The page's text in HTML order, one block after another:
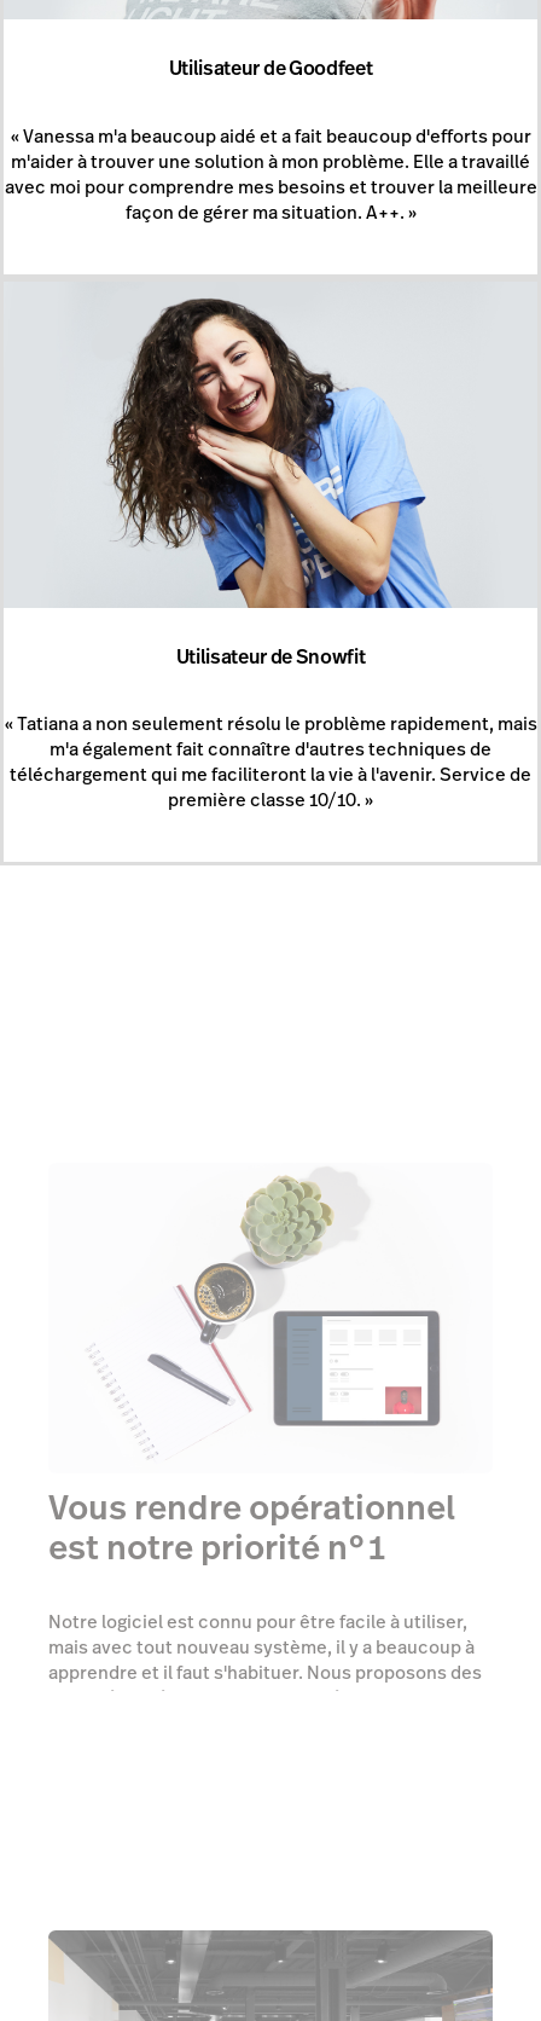
Utilisateur de Goodfeet
« Vanessa m'a beaucoup aidé et a fait beaucoup d'efforts pour
m'aider à trouver une solution à mon problème. Elle a travaillé
avec moi pour comprendre mes besoins et trouver la meilleure
façon de gérer ma situation. A++. »
Utilisateur de Snowfit
« Tatiana a non seulement résolu le problème rapidement, mais
m'a également fait connaître d'autres techniques de
téléchargement qui me faciliteront la vie à l'avenir. Service de
première classe 10/10. »
Vous rendre opérationnel
est notre priorité n°1
Notre logiciel est connu pour être facile à utiliser,
mais avec tout nouveau système, il y a beaucoup à
apprendre et il faut s'habituer. Nous proposons des
formations virtuelles
sessions de